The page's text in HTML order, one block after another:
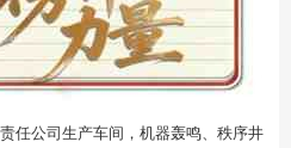
任公司生产车间，机器轰鸣、秩序井